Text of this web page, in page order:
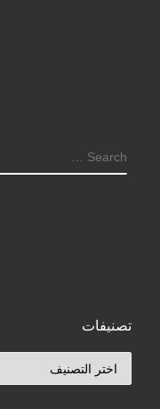
SEARCH
تصنيفات